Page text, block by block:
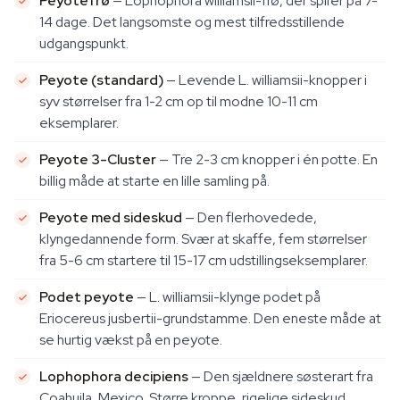
14 dage. Det langsomste og mest tilfredsstillende
udgangspunkt.
Peyote (standard)— Levende L. williamsii-knopper i
syv størrelser fra 1-2 cm op til modne 10-11 cm
eksemplarer.
Peyote 3-Cluster— Tre 2-3 cm knopper i én potte. En
billig måde at starte en lille samling på.
Peyote med sideskud — Den flerhovedede,
klyngedannende form. Svær at skaffe, fem størrelser
fra 5-6 cm startere til 15-17 cm udstillingseksemplarer.
Podet peyote — L. williamsii-klynge podet på
Eriocereus jusbertii-grundstamme. Den eneste måde at
se hurtig vækst på en peyote.
Lophophora decipiens— Den sjældnere søsterart fra